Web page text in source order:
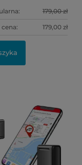
179,00 zł
cena: 179,00 zł